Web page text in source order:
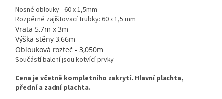
Nosné oblouky - 60 x 1,5mm
Rozpěrné zajištovací trubky: 60 x 1,5 mm
Vrata 5,7m x 3m
Výška stěny 3,66m
Oblouková rozteč - 3,050m
Součástí balení jsou kotvící prvky
Cena je včetně kompletního zakrytí. Hlavní plachta,
přední a zadní plachta.